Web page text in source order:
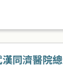
同濟醫院